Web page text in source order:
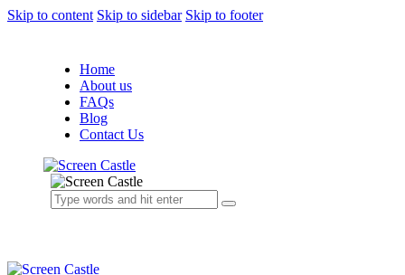
Skip to content Skip to sidebar Skip to footer
Home
About us
FAQs
Blog
Contact Us